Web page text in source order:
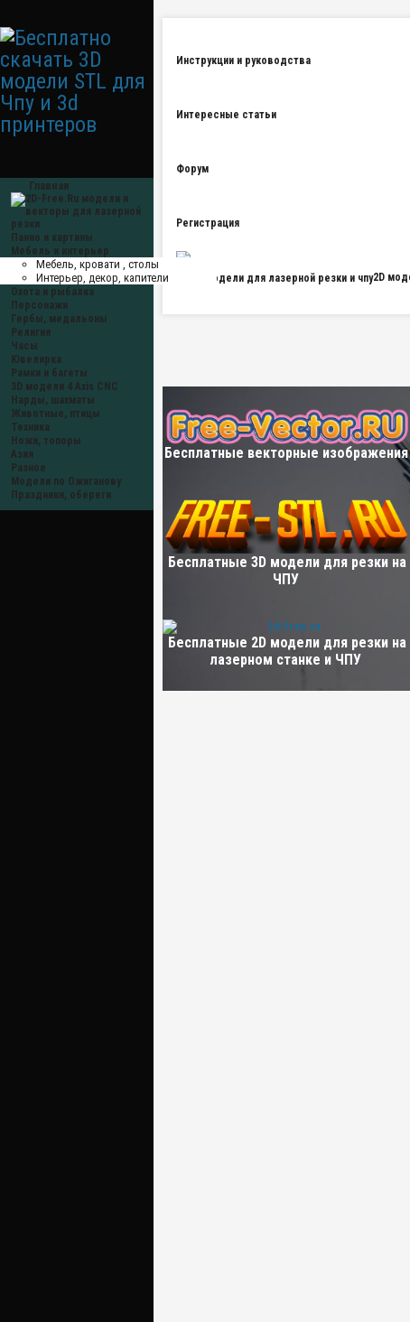
Главная
Панно и картины
Мебель и интерьер
Мебель, кровати , столы
Интерьер, декор, капители
Охота и рыбалка
Персонажи
Гербы, медальоны
Религия
Часы
Ювелирка
Рамки и багеты
3D модели 4 Axis CNC
Нарды, шахматы
Животные, птицы
Техника
Ножи, топоры
Азия
Разное
Модели по Ожиганову
Праздники, обереги
Инструкции и руководства
Интересные статьи
Форум
Регистрация
2D
Бесплатные векторные изображения
Бесплатные 3D модели для резки на
ЧПУ
Бесплатные 2D модели для резки на
лазерном станке и ЧПУ